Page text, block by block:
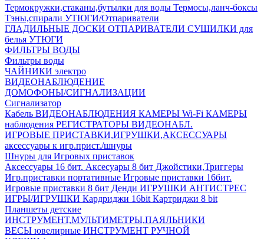
Термокружки,стаканы,бутылки для воды Термосы,ланч-боксы
Тэны,спирали УТЮГИ/Отпариватели
ГЛАДИЛЬНЫЕ ДОСКИ ОТПАРИВАТЕЛИ СУШИЛКИ для
белья УТЮГИ
ФИЛЬТРЫ ВОДЫ
Фильтры воды
ЧАЙНИКИ электро
ВИДЕОНАБЛЮДЕНИЕ
ДОМОФОНЫ/СИГНАЛИЗАЦИИ
Сигнализатор
Кабель ВИДЕОНАБЛЮДЕНИЯ КАМЕРЫ Wi-Fi КАМЕРЫ
наблюдения РЕГИСТРАТОРЫ ВИДЕОНАБЛ.
ИГРОВЫЕ ПРИСТАВКИ,ИГРУШКИ,АКСЕССУАРЫ
аксесcуары к игр.прист./шнуры
Шнуры для Игровых приставок
Аксессуары 16 бит. Аксесуары 8 бит Джойстики,Триггеры
Игр.приставки портативные Игровые приставки 16бит.
Игровые приставки 8 бит Денди ИГРУШКИ АНТИСТРЕС
ИГРЫ/ИГРУШКИ Кардриджи 16bit Картриджи 8 bit
Планшеты детские
ИНСТРУМЕНТ,МУЛЬТИМЕТРЫ,ПАЯЛЬНИКИ
ВЕСЫ ювелирные ИНСТРУМЕНТ РУЧНОЙ